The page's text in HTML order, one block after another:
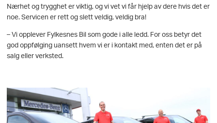
Nærhet og trygghet er viktig, og vi vet vi får hjelp av dere hvis det er
noe. Servicen er rett og slett veldig, veldig bra!
– Vi opplever Fylkesnes Bil som gode i alle ledd. For oss betyr det
god oppfølging uansett hvem vi er i kontakt med, enten det er på
salg eller verksted.